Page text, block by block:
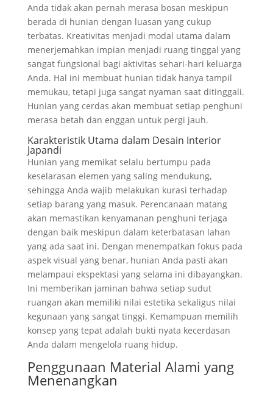
Anda tidak akan pernah merasa bosan meskipun
berada di hunian dengan luasan yang cukup
terbatas. Kreativitas menjadi modal utama dalam
menerjemahkan impian menjadi ruang tinggal yang
sangat fungsional bagi aktivitas sehari-hari keluarga
Anda. Hal ini membuat hunian tidak hanya tampil
memukau, tetapi juga sangat nyaman saat ditinggali.
Hunian yang cerdas akan membuat setiap penghuni
merasa betah dan enggan untuk pergi jauh.
Karakteristik Utama dalam Desain Interior
Japandi
Hunian yang memikat selalu bertumpu pada
keselarasan elemen yang saling mendukung,
sehingga Anda wajib melakukan kurasi terhadap
setiap barang yang masuk. Perencanaan matang
akan memastikan kenyamanan penghuni terjaga
dengan baik meskipun dalam keterbatasan lahan
yang ada saat ini. Dengan menempatkan fokus pada
aspek visual yang benar, hunian Anda pasti akan
melampaui ekspektasi yang selama ini dibayangkan.
Ini memberikan jaminan bahwa setiap sudut
ruangan akan memiliki nilai estetika sekaligus nilai
kegunaan yang sangat tinggi. Kemampuan memilih
konsep yang tepat adalah bukti nyata kecerdasan
Anda dalam mengelola ruang hidup.
Penggunaan Material Alami yang
Menenangkan